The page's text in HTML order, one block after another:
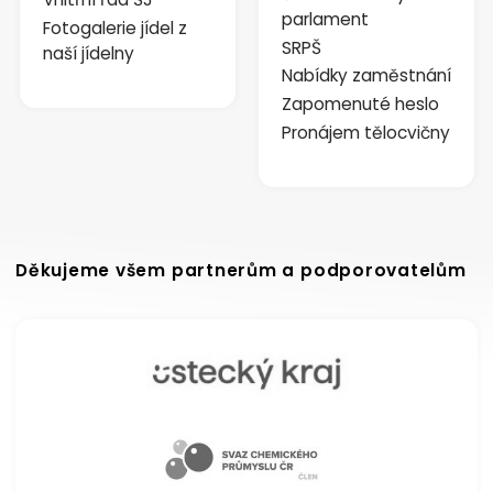
Fotogalerie jídel z
naší jídelny
parlament
SRPŠ
Nabídky zaměstnání
Zapomenuté heslo
Pronájem tělocvičny
Děkujeme všem partnerům a podporovatelům